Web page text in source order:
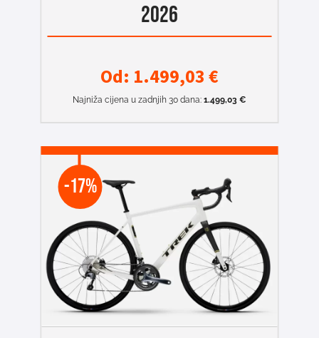
2026
Od: 1.499,03€
Najniža cijena u zadnjih 30 dana: 1.499,03 €
-17%